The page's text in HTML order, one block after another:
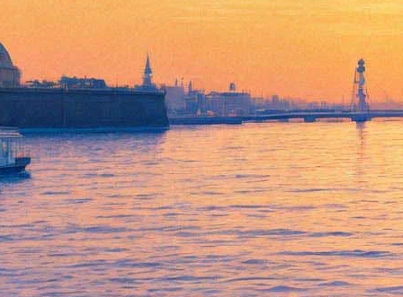
Современная фотография из
коллекции РОСФОТО
19 июля 2012, четверг-26 июля 2012, четверг
Версия для печати